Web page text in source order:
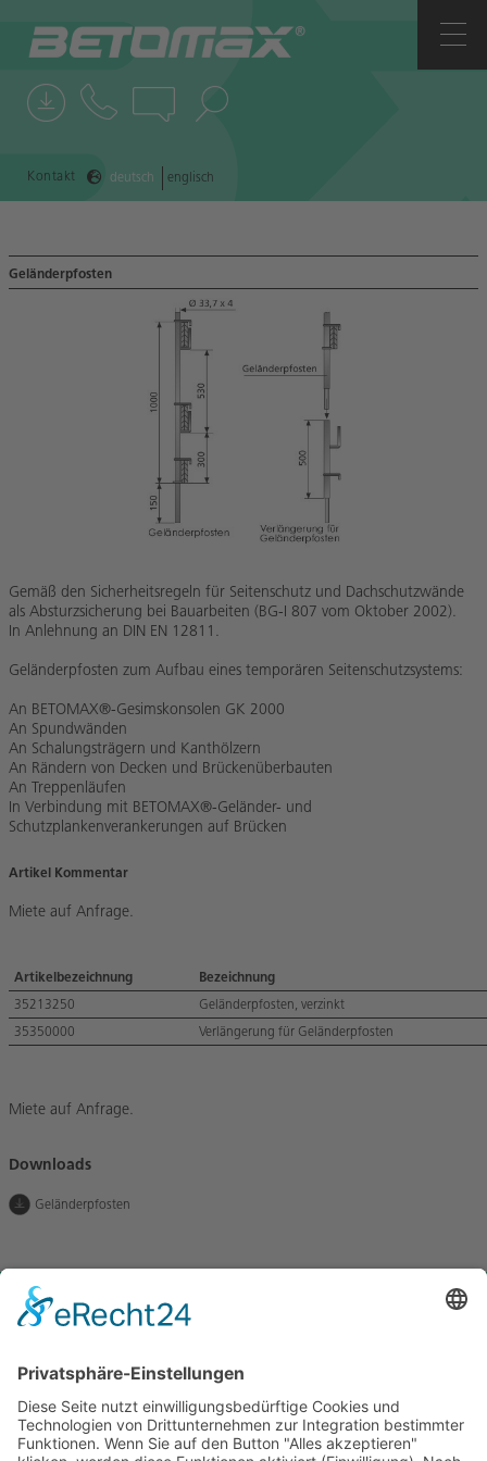
Kontakt deutsch englisch
UNTERNEHMEN
ANSPRECHPARTNER
NEWS
Geländerpfosten
Gemäß den Sicherheitsregeln für Seitenschutz und Dachschutzwände
als Absturzsicherung bei Bauarbeiten (BG-I 807 vom Oktober 2002).
In Anlehnung an DIN EN 12811.
Geländerpfosten zum Aufbau eines temporären Seitenschutzsystems:
An BETOMAX®-Gesimskonsolen GK 2000
An Spundwänden
An Schalungsträgern und Kanthölzern
An Rändern von Decken und Brückenüberbauten
An Treppenläufen
In Verbindung mit BETOMAX®-Geländer- und
Schutzplankenverankerungen auf Brücken
Artikel Kommentar
Miete auf Anfrage.
Artikelbezeichnung Bezeichnung
35213250 Geländerpfosten, verzinkt
35350000 Verlängerung für Geländerpfosten
Miete auf Anfrage.
Downloads
Geländerpfosten
bleiben
BETOMAX systems GmbH & Co. KG